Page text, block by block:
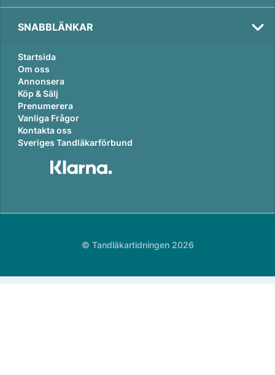
SNABBLÄNKAR
Startsida
Om oss
Annonsera
Köp & Sälj
Prenumerera
Vanliga Frågor
Kontakta oss
Sveriges Tandläkarförbund
© Tandläkartidningen 2026